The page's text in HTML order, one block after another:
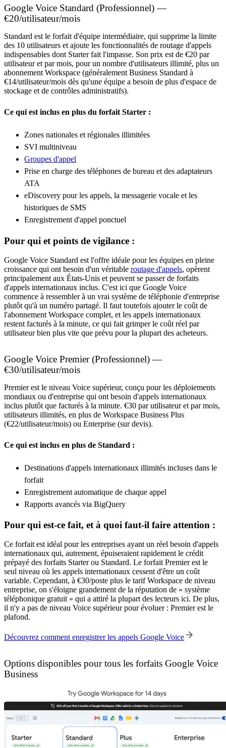
Google Voice Standard (Professionnel) —
€20/utilisateur/mois
Standard est le forfait d'équipe intermédiaire, qui supprime la limite
des 10 utilisateurs et ajoute les fonctionnalités de routage d'appels
indispensables dont Starter fait l'impasse. Son prix est de €20 par
utilisateur et par mois, pour un nombre d'utilisateurs illimité, plus un
abonnement Workspace (généralement Business Standard à
€14/utilisateur/mois dès qu'une équipe a besoin de plus d'espace de
stockage et de contrôles administratifs).
Ce qui est inclus en plus du forfait Starter :
Zones nationales et régionales illimitées
SVI multiniveau
Groupes d'appel
Prise en charge des téléphones de bureau et des adaptateurs
ATA
eDiscovery pour les appels, la messagerie vocale et les
historiques de SMS
Enregistrement d'appel ponctuel
Pour qui et points de vigilance :
Google Voice Standard est l'offre idéale pour les équipes en pleine
croissance qui ont besoin d'un véritable routage d'appels, opèrent
principalement aux États-Unis et peuvent se passer de forfaits
d'appels internationaux inclus. C'est ici que Google Voice
commence à ressembler à un vrai système de téléphonie d'entreprise
plutôt qu'à un numéro partagé. Il faut toutefois ajouter le coût de
l'abonnement Workspace complet, et les appels internationaux
restent facturés à la minute, ce qui fait grimper le coût réel par
utilisateur bien plus vite que prévu pour la plupart des acheteurs.
Google Voice Premier (Professionnel) —
€30/utilisateur/mois
Premier est le niveau Voice supérieur, conçu pour les déploiements
mondiaux ou d'entreprise qui ont besoin d'appels internationaux
inclus plutôt que facturés à la minute. €30 par utilisateur et par mois,
utilisateurs illimités, en plus de Workspace Business Plus
(€22/utilisateur/mois) ou Enterprise (sur devis).
Ce qui est inclus en plus de Standard :
Destinations d'appels internationaux illimités incluses dans le
forfait
Enregistrement automatique de chaque appel
Rapports avancés via BigQuery
Pour qui est-ce fait, et à quoi faut-il faire attention :
Ce forfait est idéal pour les entreprises ayant un réel besoin d'appels
internationaux qui, autrement, épuiseraient rapidement le crédit
prépayé des forfaits Starter ou Standard. Le forfait Premier est le
seul niveau où les appels internationaux cessent d'être un coût
variable. Cependant, à €30/poste plus le tarif Workspace de niveau
entreprise, on s'éloigne grandement de la réputation de « système
téléphonique gratuit » qui a attiré la plupart des lecteurs ici. De plus,
il n'y a pas de niveau Voice supérieur pour évoluer : Premier est le
plafond.
Découvrez comment enregistrer les appels Google Voice
Options disponibles pour tous les forfaits Google Voice
Business